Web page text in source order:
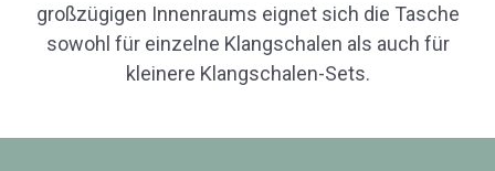
großzügigen Innenraums eignet sich die Tasche
sowohl für einzelne Klangschalen als auch für
kleinere Klangschalen-Sets.